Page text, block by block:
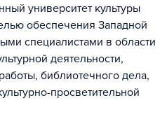
университет культуры
обеспечения Западной
специалистами в области
деятельности,
библиотечного дела,
просветительной